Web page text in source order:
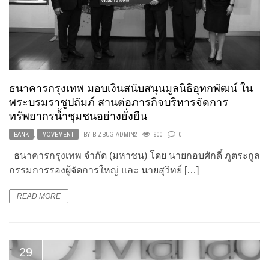
ธนาคารกรุงเทพ มอบเงินสนับสนุนมูลนิธิอุทกพัฒน์ ใน
พระบรมราชูปถัมภ์ สานต่อภารกิจบริหารจัดการ
ทรัพยากรน้ำชุมชนอย่างยั่งยืน
BANK , MOVEMENT BY BIZBUG ADMIN2 900 0
ธนาคารกรุงเทพ จำกัด (มหาชน) โดย นายกอบศักดิ์ ภูตระกูล
กรรมการรองผู้จัดการใหญ่ และ นายสุวิทย์ […]
READ MORE
29